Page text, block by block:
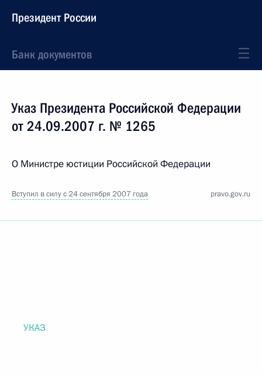
Президент России
Банк документов
Указ Президента Российской Федерации
от 24.09.2007 г. № 1265
О Министре юстиции Российской Федерации
Вступил в силу с 24 сентября 2007 года pravo.gov.ru
УКАЗ